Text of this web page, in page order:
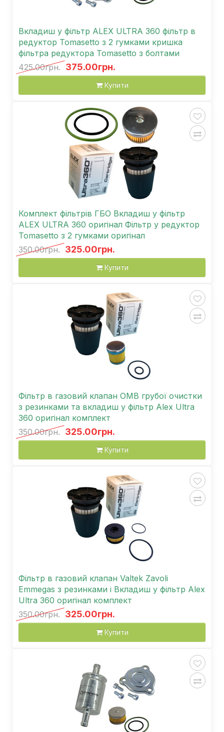
Вкладиш у фільтр ALEX ULTRA 360 фільтр в
редуктор Tomasetto з 2 гумками кришка
фільтра редуктора Tomasetto з болтами
425.00грн. 375.00грн.
Купити
Комплект фільтрів ГБО Вкладиш у фільтр
ALEX ULTRA 360 оригінал Фільтр у редуктор
Tomasetto з 2 гумками оригінал
350.00грн. 325.00грн.
Купити
Фільтр в газовий клапан OMB грубої очистки
з резинками та вкладиш у фільтр Alex Ultra
360 оригінал комплект
350.00грн. 325.00грн.
Купити
Фільтр в газовий клапан Valtek Zavoli
Emmegas з резинками і Вкладиш у фільтр Alex
Ultra 360 оригінал комплект
350.00грн. 325.00грн.
Купити